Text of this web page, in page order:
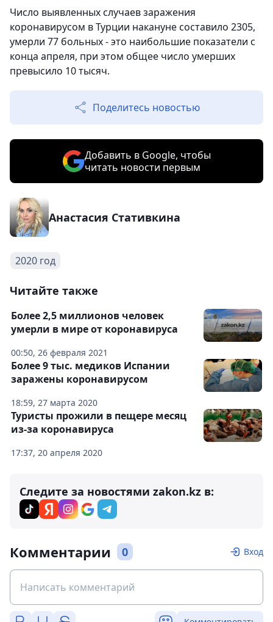
Число выявленных случаев заражения
коронавирусом в Турции накануне составило 2305,
умерли 77 больных - это наибольшие показатели с
конца апреля, при этом общее число умерших
превысило 10 тысяч.
Поделитесь новостью
Добавить в Google, чтобы
читать новости первым
Анастасия Стативкина
2020 год
Читайте также
00:50, 26 февраля 2021
Более 2,5 миллионов человек
умерли в мире от коронавируса
18:59, 27 марта 2020
Более 9 тыс. медиков Испании
заражены коронавирусом
17:37, 20 апреля 2020
Туристы прожили в пещере месяц
из-за коронавируса
Следите за новостями zakon.kz в:
Комментарии 0 Вход